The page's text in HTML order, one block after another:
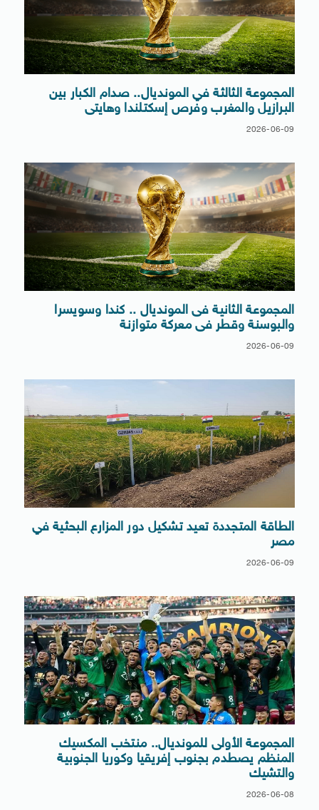
المجموعة الثالثة في المونديال.. صدام الكبار بين
البرازيل والمغرب وفرص إسكتلندا وهايتى
2026-06-09
المجموعة الثانية فى المونديال .. كندا وسويسرا
والبوسنة وقطر فى معركة متوازنة
2026-06-09
الطاقة المتجددة تعيد تشكيل دور المزارع البحثية في
مصر
2026-06-09
المجموعة الأولى للمونديال.. منتخب المكسيك
المنظم يصطدم بجنوب إفريقيا وكوريا الجنوبية
والتشيك
2026-06-08